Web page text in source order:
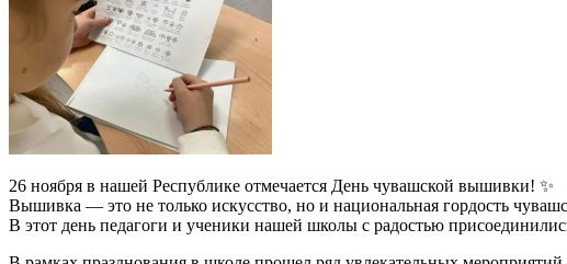
26 ноября в нашей Республике отмечается День чувашской вышивки! ✨
Вышивка — это не только искусство, но и национальная гордость
В этот день педагоги и ученики нашей школы с радостью